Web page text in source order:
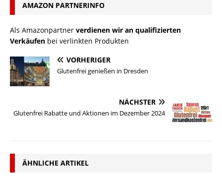
AMAZON PARTNERINFO
Als Amazonpartner verdienen wir an qualifizierten
Verkäufen bei verlinkten Produkten
VORHERIGER
Glutenfrei genießen in Dresden
NÄCHSTER
Glutenfrei Rabatte und Aktionen im Dezember 2024
ÄHNLICHE ARTIKEL